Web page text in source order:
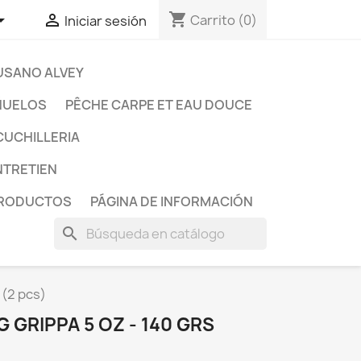
 Iniciar sesión shopping_cart Carrito (0)
ALVEY
PÊCHE CARPE ET EAU DOUCE
PÁGINA DE INFORMACIÓN
search
(2 pcs)
GRIPPA 5 OZ - 140 GRS